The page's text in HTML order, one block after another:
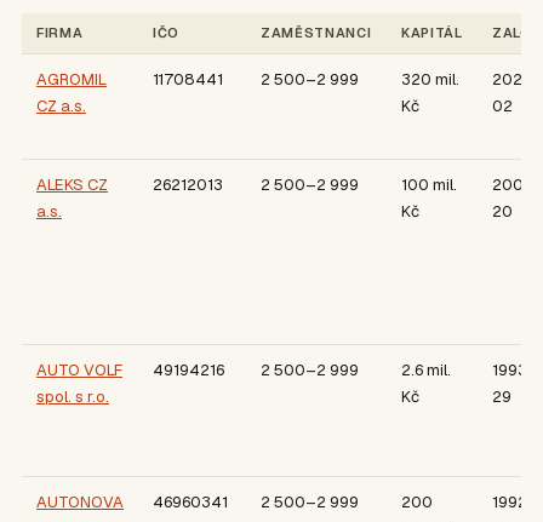
FIRMA IČO ZAMĚSTNANCI KAPITÁL
AGROMIL
CZ a.s.
11708441 2 500–2 999
320 mil.
Kč
2021-
02
ALEKS CZ
a.s.
26212013 2 500–2 999
100 mil.
Kč
2000-
20
AUTO VOLF
spol. s r.o.
49194216 2 500–2 999
2.6 mil.
Kč
1993-
29
AUTONOVA
46960341 2 500–2 999
200
1992-